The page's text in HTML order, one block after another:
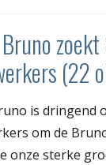
(22
is dringend
om de
onze sterke